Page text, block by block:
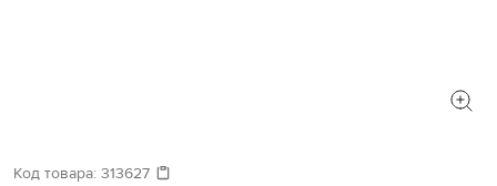
Код товара: 313627